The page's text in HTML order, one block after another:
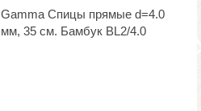
Gamma Спицы прямые d=4.0
мм, 35 см. Бамбук BL2/4.0